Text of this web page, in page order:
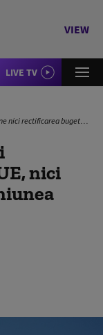
VIEW
LIVE TV
UE, nici aderarea Ucrainei la Uniunea Europeană
nici